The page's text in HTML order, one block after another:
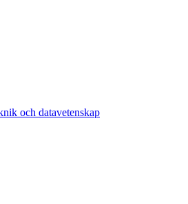
och datavetenskap